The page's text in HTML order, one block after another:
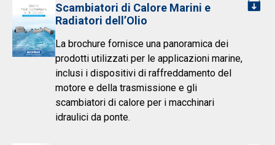
Scambiatori di Calore Marini e
Radiatori dell’Olio
La brochure fornisce una panoramica dei
prodotti utilizzati per le applicazioni marine,
inclusi i dispositivi di raffreddamento del
motore e della trasmissione e gli
scambiatori di calore per i macchinari
idraulici da ponte.